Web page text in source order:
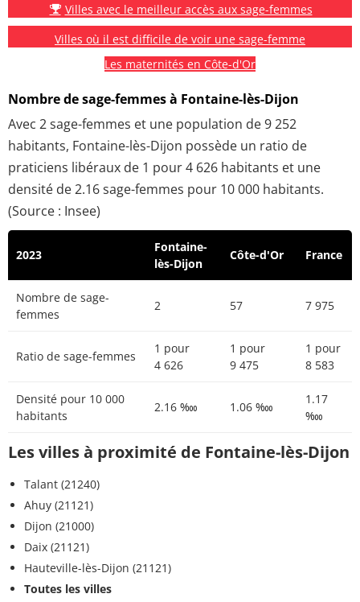
Villes avec le meilleur accès aux sage-femmes
Villes où il est difficile de voir une sage-femme
Les maternités en Côte-d'Or
Nombre de sage-femmes à Fontaine-lès-Dijon
Avec 2 sage-femmes et une population de 9 252
habitants, Fontaine-lès-Dijon possède un ratio de
praticiens libéraux de 1 pour 4 626 habitants et une
densité de 2.16 sage-femmes pour 10 000 habitants.
(Source : Insee)
2023
Fontaine-
lès-Dijon
Côte-d'Or France
Nombre de sage-
femmes
2 57 7 975
Ratio de sage-femmes
1 pour
4 626
1 pour
9 475
1 pour
8 583
Densité pour 10 000
habitants
2.16 ‱ 1.06 ‱
1.17
‱
Les villes à proximité de Fontaine-lès-Dijon
Talant (21240)
Ahuy (21121)
Dijon (21000)
Daix (21121)
Hauteville-lès-Dijon (21121)
Toutes les villes